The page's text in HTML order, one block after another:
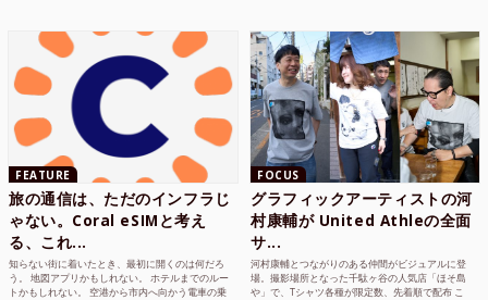
FEATURE
旅の通信は、ただのインフラじ
ゃない。Coral eSIMと考え
る、これ...
知らない街に着いたとき、最初に開くのは何だろ
う。 地図アプリかもしれない。 ホテルまでのルー
トかもしれない。 空港から市内へ向かう電車の乗
FOCUS
グラフィックアーティストの河
村康輔が United Athleの全面
サ...
河村康輔とつながりのある仲間がビジュアルに登
場。撮影場所となった千駄ヶ谷の人気店「ほそ島
や」で、Tシャツ各種が限定数、先着順で配布 こ